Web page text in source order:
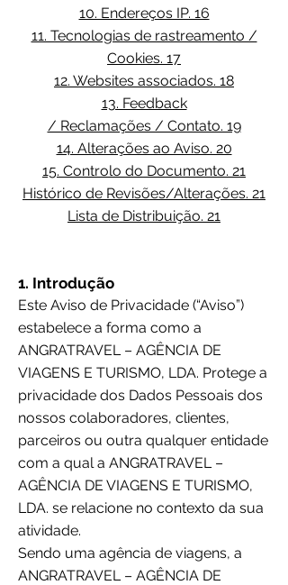
10. Endereços IP. 16
11. Tecnologias de rastreamento /
Cookies. 17
12. Websites associados. 18
13. Feedback
/ Reclamações / Contato. 19
14. Alterações ao Aviso. 20
15. Controlo do Documento. 21
Histórico de Revisões/Alterações. 21
Lista de Distribuição. 21
1. Introdução
Este Aviso de Privacidade (“Aviso”)
estabelece a forma como a
ANGRATRAVEL – AGÊNCIA DE
VIAGENS E TURISMO, LDA. Protege a
privacidade dos Dados Pessoais dos
nossos colaboradores, clientes,
parceiros ou outra qualquer entidade
com a qual a ANGRATRAVEL –
AGÊNCIA DE VIAGENS E TURISMO,
LDA. se relacione no contexto da sua
atividade.
Sendo uma agência de viagens, a
ANGRATRAVEL – AGÊNCIA DE